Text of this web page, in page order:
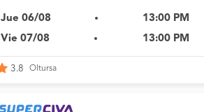
Jue 06/08
13:00 PM
Vie 07/08
13:00 PM
3.8 Oltursa